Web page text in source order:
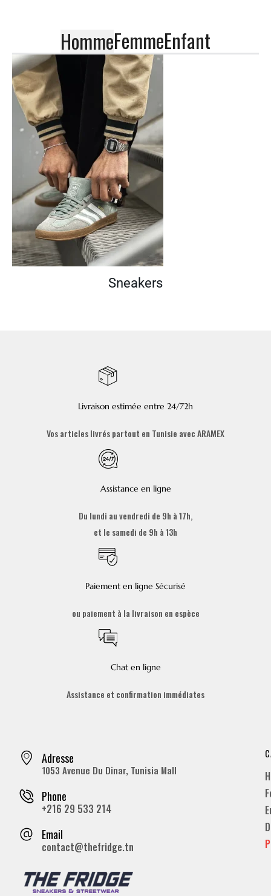
HommeFemmeEnfant
Sneakers
Livraison estimée entre 24/72h
Vos articles livrés partout en Tunisie avec ARAMEX
Assistance en ligne
Du lundi au vendredi de 9h à 17h,
et le samedi de 9h à 13h
Paiement en ligne Sécurisé
ou paiement à la livraison en espèce
Chat en ligne
Assistance et confirmation immédiates
Adresse
1053 Avenue Du Dinar, Tunisia Mall
Phone
+216 29 533 214
Email
contact@thefridge.tn